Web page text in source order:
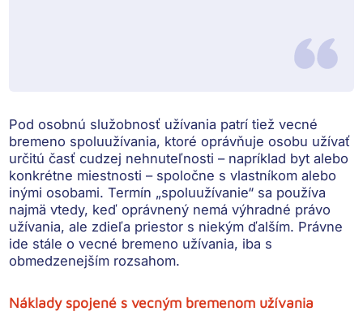
Pod osobnú služobnosť užívania patrí tiežvecné
bremeno spoluužívania, ktoré oprávňuje osobu užívať
určitú časť cudzej nehnuteľnosti – napríklad byt alebo
konkrétne miestnosti – spoločne s vlastníkom alebo
inými osobami. Termín „spoluužívanie“ sa používa
najmä vtedy, keď oprávnený nemá výhradné právo
užívania, ale zdieľa priestor s niekým ďalším. Právne
ide stále o vecné bremeno užívania, iba s
obmedzenejším rozsahom.
Náklady spojené s vecným bremenom užívania